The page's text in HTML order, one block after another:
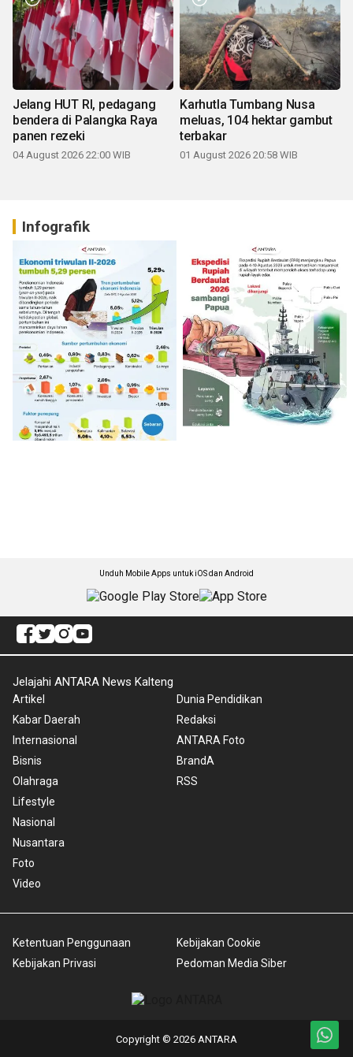
Jelang HUT RI, pedagang
bendera di Palangka Raya
panen rezeki
04 August 2026 22:00 WIB
Karhutla Tumbang Nusa
meluas, 104 hektar gambut
terbakar
01 August 2026 20:58 WIB
Infografik
Unduh Mobile Apps untuk iOS dan Android
Jelajahi ANTARA News Kalteng
Artikel
Kabar Daerah
Internasional
Bisnis
Olahraga
Lifestyle
Nasional
Nusantara
Foto
Video
Dunia Pendidikan
Redaksi
ANTARA Foto
BrandA
RSS
Ketentuan Penggunaan
Kebijakan Privasi
Kebijakan Cookie
Pedoman Media Siber
Copyright © 2026 ANTARA